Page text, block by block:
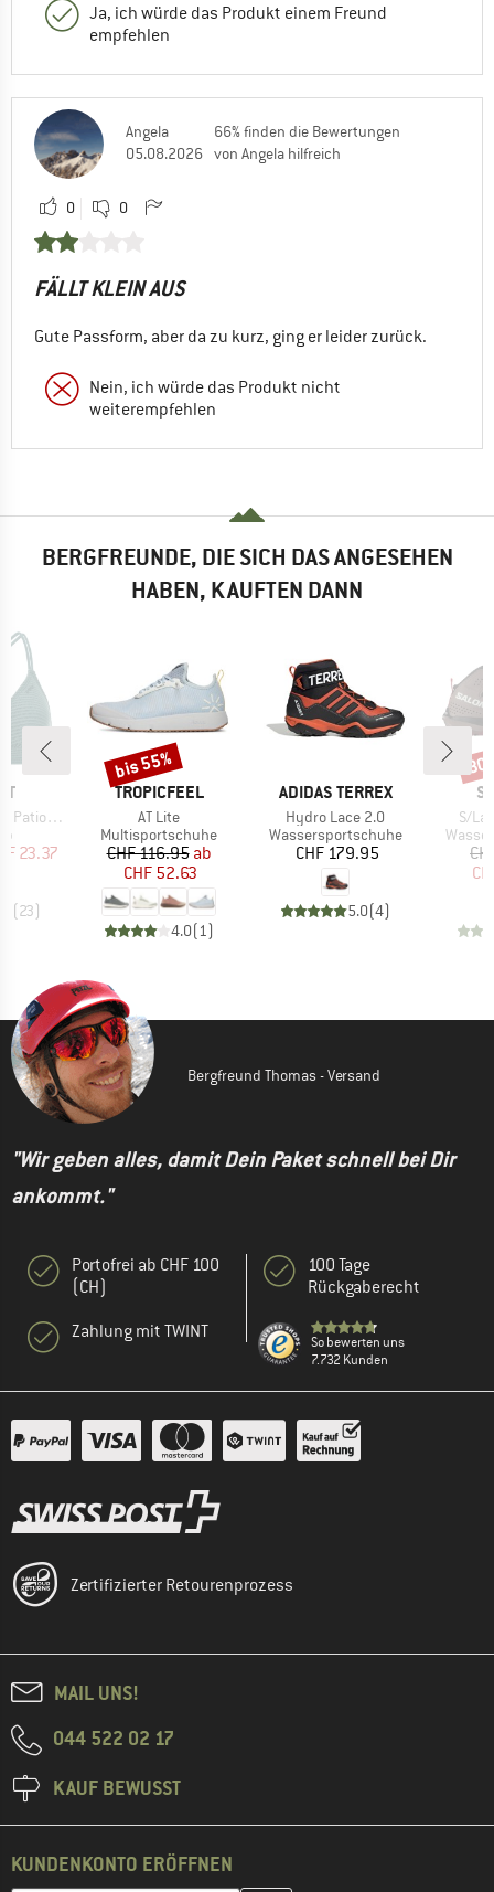
Ja, ich würde das Produkt einem Freund
empfehlen
Angela
05.08.2026
66% finden die Bewertungen
von Angela hilfreich
0 0
FÄLLT KLEIN AUS
Gute Passform, aber da zu kurz, ging er leider zurück.
Nein, ich würde das Produkt nicht
weiterempfehlen
BERGFREUNDE, DIE SICH DAS ANGESEHEN
HABEN, KAUFTEN DANN
Triangle
Preis
23.37
(23)
MARKE
TROPICFEEL
Artikel
AT Lite
Produktgruppe
Multisportschuhe
Preis
CHF 116.95reduzierter Preis
ab
CHF 52.63
4.0(1)
Rabatt
bis 55%
MARKE
ADIDAS TERREX
Artikel
Hydro_Lace 2.0
Produktgruppe
Wassersportschuhe
Preis
CHF 179.95
5.0(4)
S/
Bergfreund Thomas - Versand
"Wir geben alles, damit Dein Paket schnell bei Dir
ankommt."
Portofrei ab CHF 100
(CH)
Zahlung mit TWINT
100 Tage
Rückgaberecht
So bewerten uns
7.732 Kunden
Zertifizierter Retourenprozess
MAIL UNS!
044 522 02 17
KAUF BEWUSST
KUNDENKONTO ERÖFFNEN